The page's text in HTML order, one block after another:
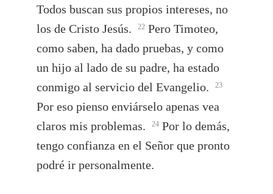
Todos buscan sus propios intereses, no
los de Cristo Jesús.
22 Pero Timoteo,
como saben, ha dado pruebas, y como
un hijo al lado de su padre, ha estado
conmigo al servicio del Evangelio.
23
Por eso pienso enviárselo apenas vea
claros mis problemas.
24 Por lo demás,
tengo confianza en el Señor que pronto
podré ir personalmente.